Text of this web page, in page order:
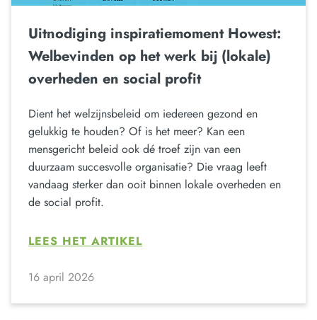
Uitnodiging inspiratiemoment Howest:
Welbevinden op het werk bij (lokale)
overheden en social profit
Dient het welzijnsbeleid om iedereen gezond en
gelukkig te houden? Of is het meer? Kan een
mensgericht beleid ook dé troef zijn van een
duurzaam succesvolle organisatie? Die vraag leeft
vandaag sterker dan ooit binnen lokale overheden en
de social profit.
LEES HET ARTIKEL
16 april 2026